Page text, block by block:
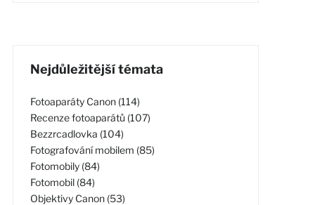
Nejdůležitější témata
Fotoaparáty Canon (114)
Recenze fotoaparátů (107)
Bezzrcadlovka (104)
Fotografování mobilem (85)
Fotomobily (84)
Fotomobil (84)
Objektivy Canon (53)